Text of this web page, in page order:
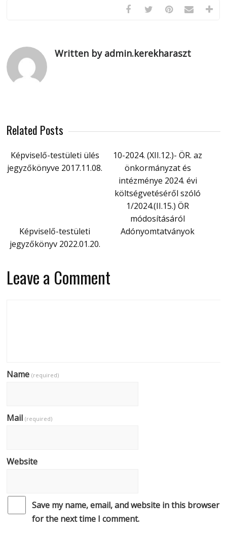
Written by admin.kerekharaszt
Related Posts
Képviselő-testületi ülés
jegyzőkönyve 2017.11.08.
10-2024. (XII.12.)- ÖR. az
önkormányzat és
intézménye 2024. évi
költségvetéséről szóló
1/2024.(II.15.) ÖR
módosításáról
Képviselő-testületi
jegyzőkönyv 2022.01.20.
Adónyomtatványok
Leave a Comment
Name(required)
Mail(required)
Website
Save my name, email, and website in this browser
for the next time I comment.